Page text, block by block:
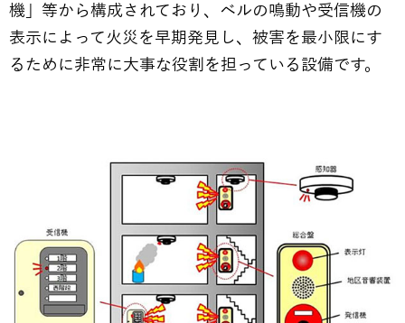
機」等から構成されており、ベルの鳴動や受信機の
表示によって火災を早期発見し、被害を最小限にす
るために非常に大事な役割を担っている設備です。